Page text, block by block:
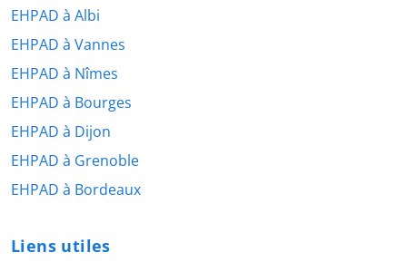
EHPAD à Albi
EHPAD à Vannes
EHPAD à Nîmes
EHPAD à Bourges
EHPAD à Dijon
EHPAD à Grenoble
EHPAD à Bordeaux
Liens utiles